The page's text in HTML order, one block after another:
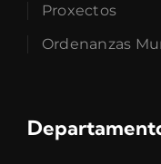
Proxectos
Ordenanzas